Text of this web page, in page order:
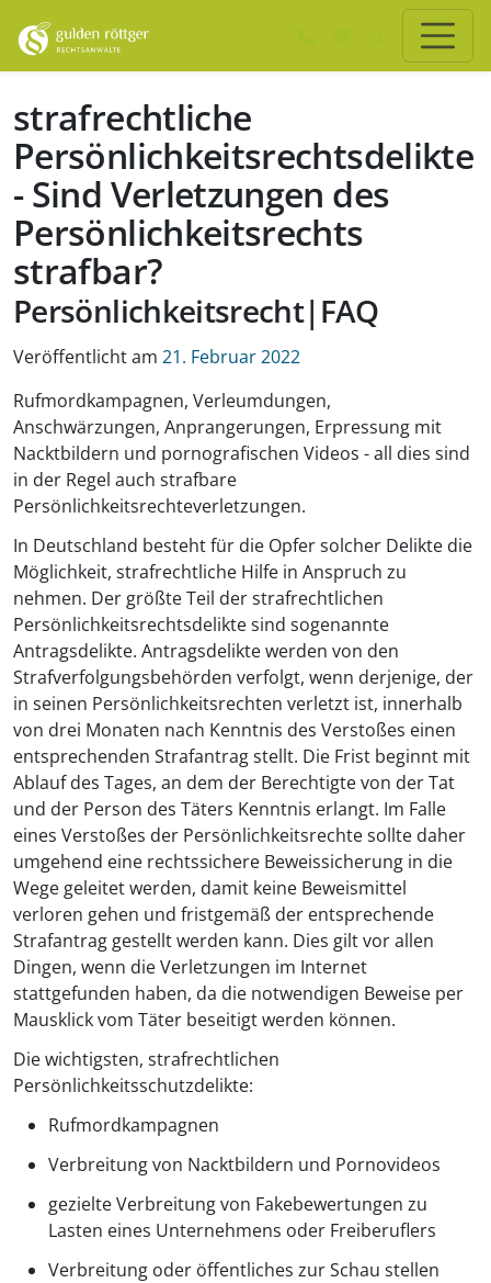
strafrechtliche
Persönlichkeitsrechtsdelikte
- Sind Verletzungen des
Persönlichkeitsrechts
strafbar?
Persönlichkeitsrecht|FAQ
Veröffentlicht am 21. Februar 2022
Rufmordkampagnen, Verleumdungen,
Anschwärzungen, Anprangerungen, Erpressung mit
Nacktbildern und pornografischen Videos - all dies sind
in der Regel auch strafbare
Persönlichkeitsrechteverletzungen.
In Deutschland besteht für die Opfer solcher Delikte die
Möglichkeit, strafrechtliche Hilfe in Anspruch zu
nehmen. Der größte Teil der strafrechtlichen
Persönlichkeitsrechtsdelikte sind sogenannte
Antragsdelikte. Antragsdelikte werden von den
Strafverfolgungsbehörden verfolgt, wenn derjenige, der
in seinen Persönlichkeitsrechten verletzt ist, innerhalb
von drei Monaten nach Kenntnis des Verstoßes einen
entsprechenden Strafantrag stellt. Die Frist beginnt mit
Ablauf des Tages, an dem der Berechtigte von der Tat
und der Person des Täters Kenntnis erlangt. Im Falle
eines Verstoßes der Persönlichkeitsrechte sollte daher
umgehend eine rechtssichere Beweissicherung in die
Wege geleitet werden, damit keine Beweismittel
verloren gehen und fristgemäß der entsprechende
Strafantrag gestellt werden kann. Dies gilt vor allen
Dingen, wenn die Verletzungen im Internet
stattgefunden haben, da die notwendigen Beweise per
Mausklick vom Täter beseitigt werden können.
Die wichtigsten, strafrechtlichen
Persönlichkeitsschutzdelikte:
Rufmordkampagnen
Verbreitung von Nacktbildern und Pornovideos
gezielte Verbreitung von Fakebewertungen zu
Lasten eines Unternehmens oder Freiberuflers
Verbreitung oder öffentliches zur Schau stellen